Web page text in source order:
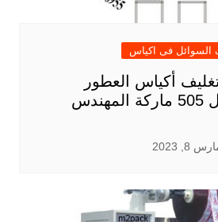
أكياس العطور
والكاتشب موديل 505 ماركة المهندس
8, 2023